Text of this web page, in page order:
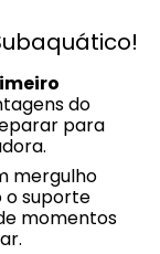
do
para
mergulho
o suporte
momentos